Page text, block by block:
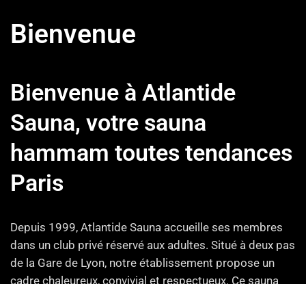
Bienvenue
Bienvenue à Atlantide
Sauna, votre sauna
hammam toutes tendances
Paris
Depuis 1999, Atlantide Sauna accueille ses membres
dans un club privé réservé aux adultes. Situé à deux pas
de la Gare de Lyon, notre établissement propose un
cadre chaleureux, convivial et respectueux. Ce sauna